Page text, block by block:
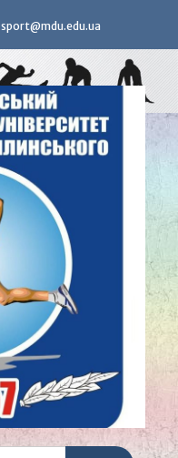
sport@mdu.edu.ua